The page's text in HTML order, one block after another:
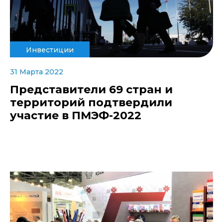
Инвестиции
31 Марта 2022
Представители 69 стран и
территорий подтвердили
участие в ПМЭФ-2022